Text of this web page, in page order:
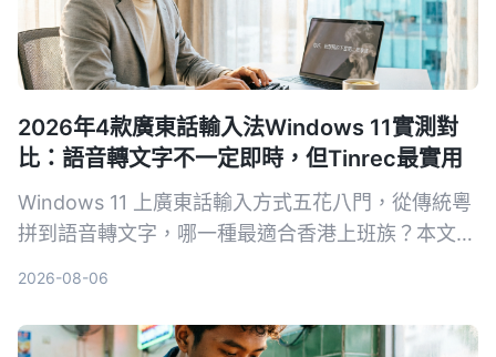
2026年4款廣東話輸入法Windows 11實測對
比：語音轉文字不一定即時，但Tinrec最實用
Windows 11 上廣東話輸入方式五花八門，從傳統粵
拼到語音轉文字，哪一種最適合香港上班族？本文實
2026-08-06